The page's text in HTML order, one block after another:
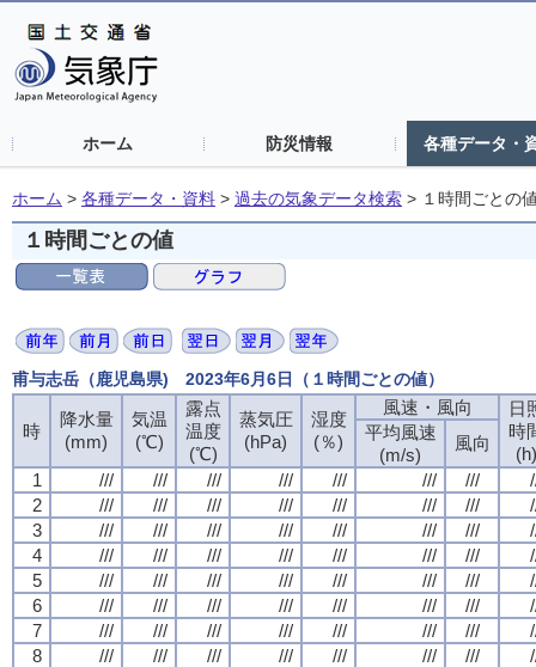
ホーム 防災情報 各種データ・
ホーム > 各種データ・資料 > 過去の気象データ検索 > １時間ごとの
１時間ごとの値
甫与志岳（鹿児島県) 2023年6月6日（１時間ごとの値）
時
降水量
(mm)
気温
(℃)
露点
温度
(℃)
蒸気圧
(hPa)
湿度
(％)
風速・風向
日
時
(h)
平均風速
(m/s)
風向
1
/// /// /// /// /// /// ///
2
/// /// /// /// /// /// ///
3
/// /// /// /// /// /// ///
4
/// /// /// /// /// /// ///
5
/// /// /// /// /// /// ///
6
/// /// /// /// /// /// ///
7
/// /// /// /// /// /// ///
8
/// /// /// /// /// /// ///
時
降水量
(mm)
気温
(℃)
露点
温度
(℃)
蒸気圧
(hPa)
湿度
(％)
風速・風向
日
時
(h)
平均風速
(m/s)
風向
1
/// /// /// /// /// /// ///
2
/// /// /// /// /// /// ///
3
/// /// /// /// /// /// ///
4
/// /// /// /// /// /// ///
5
/// /// /// /// /// /// ///
6
/// /// /// /// /// /// ///
7
/// /// /// /// /// /// ///
8
/// /// /// /// /// /// ///
時
降水量
(mm)
気温
(℃)
露点
温度
(℃)
蒸気圧
(hPa)
湿度
(％)
風速・風向
日
時
(h)
平均風速
(m/s)
風向
1
/// /// /// /// /// /// ///
2
/// /// /// /// /// /// ///
3
/// /// /// /// /// /// ///
4
/// /// /// /// /// /// ///
5
/// /// /// /// /// /// ///
6
/// /// /// /// /// /// ///
7
/// /// /// /// /// /// ///
8
/// /// /// /// /// /// ///
時
降水量
(mm)
気温
(℃)
露点
温度
(℃)
蒸気圧
(hPa)
湿度
(％)
風速・風向
日
時
(h)
平均風速
(m/s)
風向
1
/// /// /// /// /// /// ///
2
/// /// /// /// /// /// ///
3
/// /// /// /// /// /// ///
4
/// /// /// /// /// /// ///
5
/// /// /// /// /// /// ///
6
/// /// /// /// /// /// ///
7
/// /// /// /// /// /// ///
8
/// /// /// /// /// /// ///